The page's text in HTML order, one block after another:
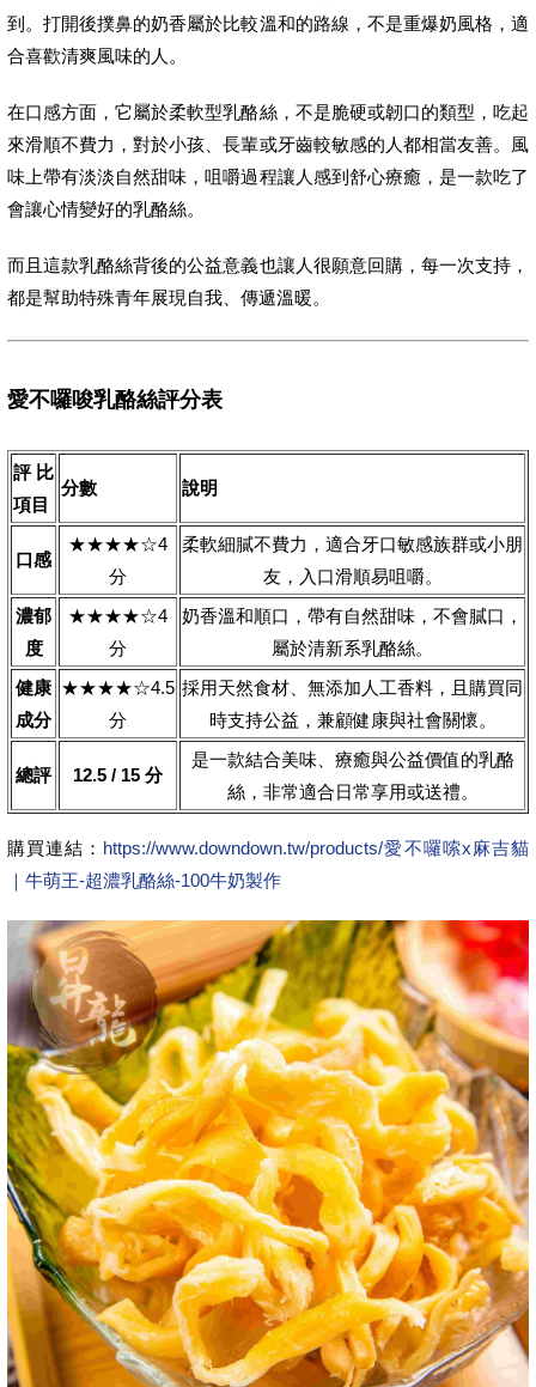
到。打開後撲鼻的奶香屬於比較溫和的路線，不是重爆奶風格，適
合喜歡清爽風味的人。
在口感方面，它屬於柔軟型乳酪絲，不是脆硬或韌口的類型，吃起
來滑順不費力，對於小孩、長輩或牙齒較敏感的人都相當友善。風
味上帶有淡淡自然甜味，咀嚼過程讓人感到舒心療癒，是一款吃了
會讓心情變好的乳酪絲。
而且這款乳酪絲背後的公益意義也讓人很願意回購，每一次支持，
都是幫助特殊青年展現自我、傳遞溫暖。
愛不囉唆乳酪絲評分表
評比
項目
分數 說明
口感
★★★★☆4
分
柔軟細膩不費力，適合牙口敏感族群或小朋
友，入口滑順易咀嚼。
濃郁
度
★★★★☆4
分
奶香溫和順口，帶有自然甜味，不會膩口，
屬於清新系乳酪絲。
健康
成分
★★★★☆4.5
分
採用天然食材、無添加人工香料，且購買同
時支持公益，兼顧健康與社會關懷。
總評 12.5 / 15 分
是一款結合美味、療癒與公益價值的乳酪
絲，非常適合日常享用或送禮。
購買連結： https://www.downdown.tw/products/愛不囉嗦x麻吉貓
｜牛萌王-超濃乳酪絲-100牛奶製作